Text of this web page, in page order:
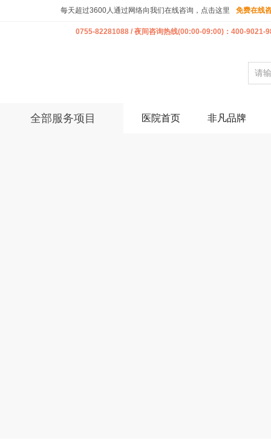
每天超过3600人通过网络向我们在线咨询，点击这里 免费在线
0755-82281088 / 夜间咨询热线(00:00-09:00)：400-9021-
全部服务项目 医院首页 非凡品牌